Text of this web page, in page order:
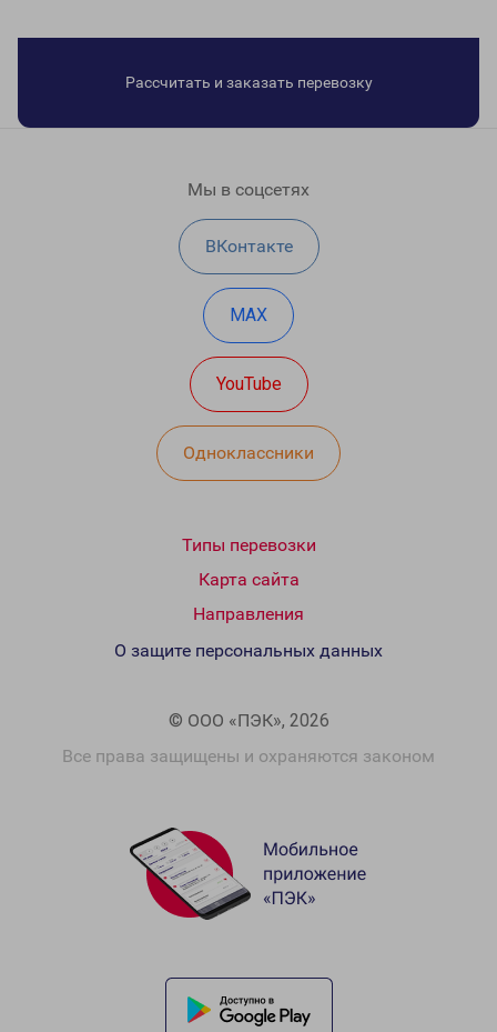
Рассчитать и заказать перевозку
Мы в соцсетях
ВКонтакте
MAX
YouTube
Одноклассники
Типы перевозки
Карта сайта
Направления
© ООО «ПЭК», 2026
Все права защищены и охраняются законом
О защите персональных данных